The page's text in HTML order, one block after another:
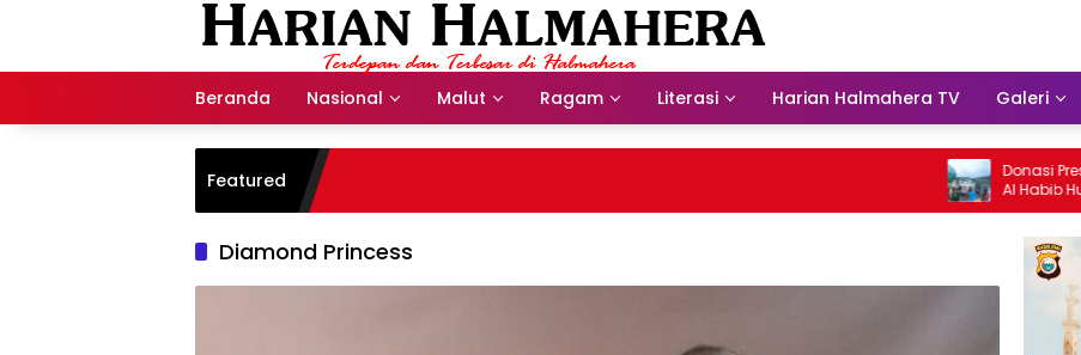
Beranda Nasional Malut Ragam Literasi Harian Halmahera TV Galeri
Featured
Donasi Presdir
Al Habib Husein
Diamond Princess